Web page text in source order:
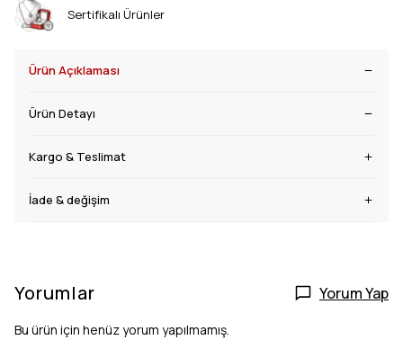
Sertifikalı Ürünler
Ürün Açıklaması
Ürün Detayı
Kargo & Teslimat
İade & değişim
Yorumlar Yorum Yap
Bu ürün için henüz yorum yapılmamış.